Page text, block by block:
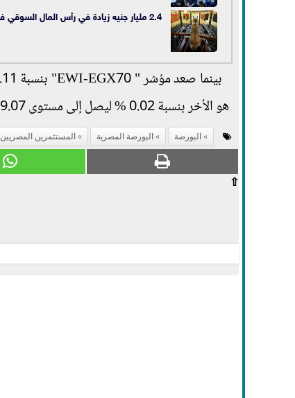
2.4 مليار جنيه زيادة في رأس المال السوقي في مستهل تعاملات البورصة اليوم الأربعاء
هو الأخر بنسبة 0.02 % ليصل إلى مستوى 3,749.07 نقطة.
البورصة البورصة المصرية المستثمرين المصريين
⇧